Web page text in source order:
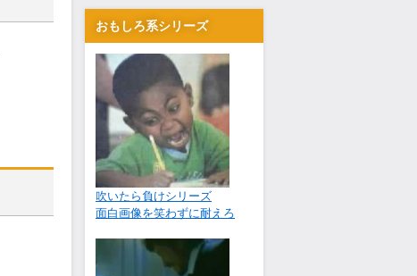
おもしろ系シリーズ
吹いたら負けシリーズ
面白画像を笑わずに耐えろ